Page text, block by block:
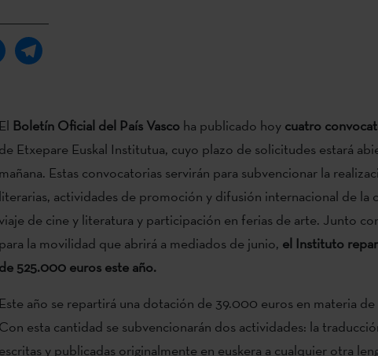
El Boletín Oficial del País Vascoha publicado hoy cuatro
de Etxepare Euskal Institutua, cuyo plazo de solicitudes estará
mañana. Estas convocatorias servirán para subvencionar la
literarias, actividades de promoción y difusión internacional de la
viaje de cine y literatura y participación en ferias de arte. Junto
para la movilidad que abrirá a mediados de junio, el Instituto
de 525.000 euros este año.
Este año se repartirá una dotación de 39.000 euros en materia de
Con esta cantidad se subvencionarán dos actividades: la
escritas y publicadas originalmente en euskera a cualquier otra